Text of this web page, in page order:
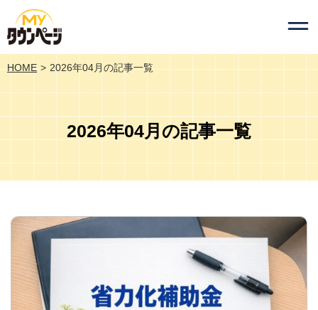
HOME 2026年04月の記事一覧
2026年04月の記事一覧